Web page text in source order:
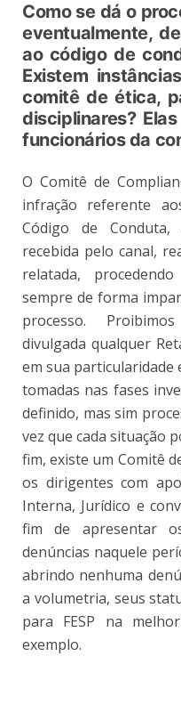
Como se dá o
eventualmente,
ao código de
Existem
comitê de ética,
disciplinares?
funcionários da
O Comitê de
infração referente
Código de
recebida pelo canal,
relatada,
sempre de forma
processo.
divulgada qualquer
em sua particularidade
tomadas nas fases
definido, mas sim
vez que cada situação
fim, existe um Comitê
os dirigentes com
Interna, Jurídico e
fim de apresentar
denúncias naquele
abrindo nenhuma
a volumetria, seus
para FESP na
exemplo.